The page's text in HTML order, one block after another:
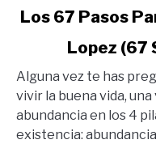
link
67
Pasos
Para
Los 67 Pasos
Lopez (67
Alguna vez te has
vivir la buena vida,
abundancia en los 4
existencia: